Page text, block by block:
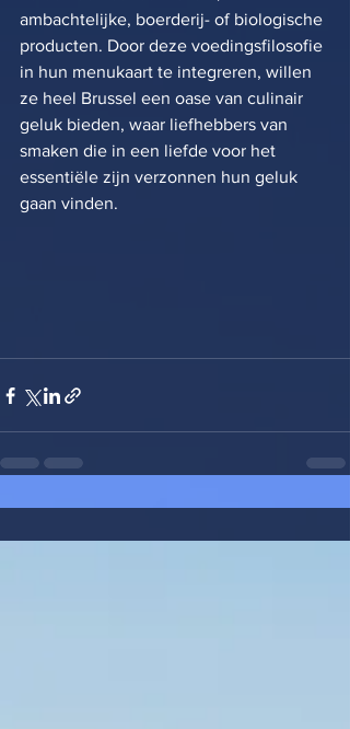
ambachtelijke, boerderij- of biologische
producten. Door deze voedingsfilosofie
in hun menukaart te integreren, willen
ze heel Brussel een oase van culinair
geluk bieden, waar liefhebbers van
smaken die in een liefde voor het
essentiële zijn verzonnen hun geluk
gaan vinden.